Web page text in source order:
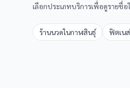
เลือกประเภทบริการเพื่อดูรายชื่อ
ร้านนวดในกาฬสินธุ์ ฟิตเนส